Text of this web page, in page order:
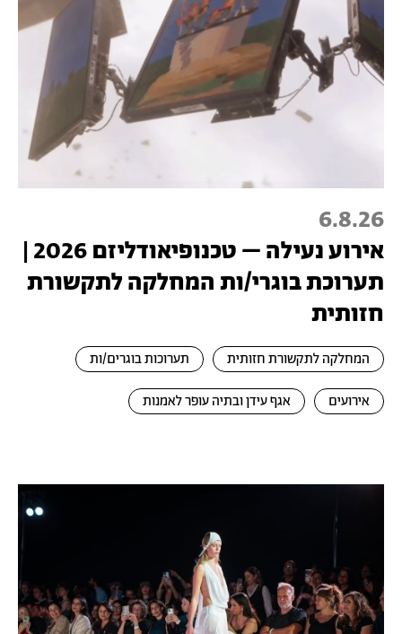
6.8.26
אירוע נעילה – טכנופיאודליזם 2026 |
תערוכת בוגרי/ות המחלקה לתקשורת
חזותית
המחלקה לתקשורת חזותית תערוכות בוגרים/ות
אירועים אגף עידן ובתיה עופר לאמנות